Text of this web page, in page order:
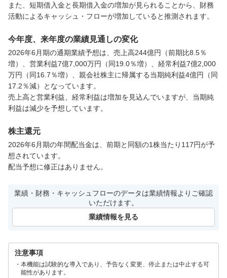
また、短期借入金と長期借入金の増加が見られることから、財務
活動によるキャッシュ・フローが増加していると推測されます。
今年度、来年度の業績見通しの変化
2026年6月期の通期業績予想は、売上高244億円（前期比8.5％
増）、営業利益7億7,000万円（同19.0％増）、経常利益7億2,000
万円（同16.7％増）、親会社株主に帰属する当期純利益4億円（同
17.2％減）となっています。
売上高と営業利益、経常利益は増加を見込んでいますが、当期純
利益は減少を予想しています。
株主還元
2026年6月期の年間配当金は、前期と同額の1株当たり117円が予
想されています。
配当予想に修正はありません。
業績・財務・キャッシュフローのデータは業績情報よりご確認
いただけます。
業績情報を見る
注意事項
本機能は試験的な導入であり、予告なく変更、停止または中止する可
能性があります。